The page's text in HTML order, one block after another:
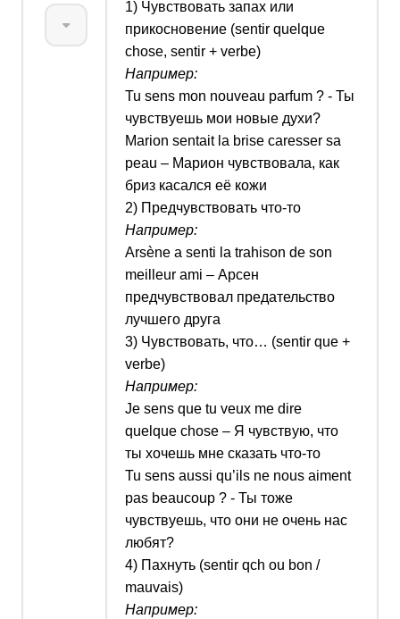
1) Чувствовать запах или
прикосновение (sentir quelque
chose, sentir + verbe)
Например:
Tu sens mon nouveau parfum ? - Ты
чувствуешь мои новые духи?
Marion sentait la brise caresser sa
peau – Марион чувствовала, как
бриз касался её кожи
2) Предчувствовать что-то
Например:
Arsène a senti la trahison de son
meilleur ami – Арсен
предчувствовал предательство
лучшего друга
3) Чувствовать, что… (sentir que +
verbe)
Например:
Je sens que tu veux me dire
quelque chose – Я чувствую, что
ты хочешь мне сказать что-то
Tu sens aussi qu’ils ne nous aiment
pas beaucoup ? - Ты тоже
чувствуешь, что они не очень нас
любят?
4) Пахнуть (sentir qch ou bon /
mauvais)
Например: